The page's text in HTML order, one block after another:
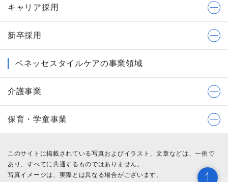
キャリア採用
新卒採用
ベネッセスタイルケアの事業領域
介護事業
保育・学童事業
このサイトに掲載されている写真およびイラスト、文章などは、一例で
あり、すべてに共通するものではありません。
写真イメージは、実際とは異なる場合がございます。